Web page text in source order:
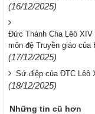
(16/12/2025)
Đức Thánh Cha Lêô
môn đệ Truyền giáo của
(17/12/2025)
Sứ điệp của ĐTC Lêô
(18/12/2025)
Những tin cũ hơn